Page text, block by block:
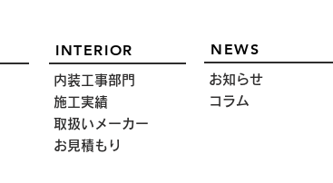
INTERIOR
内装工事部門
施工実績
取扱いメーカー
お見積もり
NEWS
お知らせ
コラム